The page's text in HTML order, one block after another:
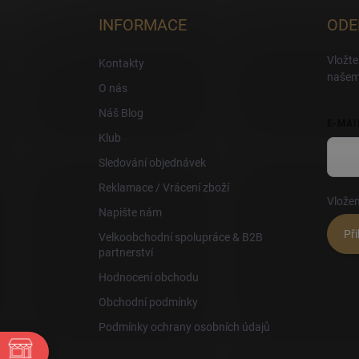
INFORMACE
Kontakty
O nás
Náš Blog
Klub
Sledování objednávek
Reklamace / Vrácení zboží
Napište nám
Velkoobchodní spolupráce & B2B
partnerství
Hodnocení obchodu
Obchodní podmínky
Podmínky ochrany osobních údajů